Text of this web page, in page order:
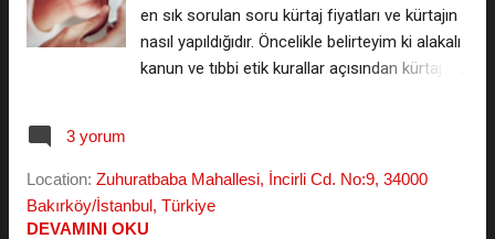
en sık sorulan soru kürtaj fiyatları ve kürtajın
nasıl yapıldığıdır. Öncelikle belirteyim ki alakalı
kanun ve tıbbi etik kurallar açısından kürtaj
bir miktar artış olabileceğini söyleyebilirim.
Ücretler hakkında internet ortamında bilgi
vermek yasalara aykırı bir durum olup bu
3 yorum
Location: Zuhuratbaba Mahallesi, İncirli Cd. No:9, 34000
Bakırköy/İstanbul, Türkiye
DEVAMINI OKU